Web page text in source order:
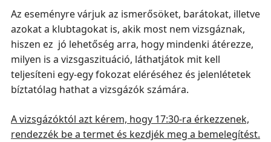
Az eseményre várjuk az ismerősöket, barátokat, illetve
azokat a klubtagokat is, akik most nem vizsgáznak,
hiszen ez jó lehetőség arra, hogy mindenki átérezze,
milyen is a vizsgaszituáció, láthatjátok mit kell
teljesíteni egy-egy fokozat eléréséhez és jelenlétetek
bíztatólag hathat a vizsgázók számára.
A vizsgázóktól azt kérem, hogy 17:30-ra érkezzenek,
rendezzék be a termet és kezdjék meg a bemelegítést.